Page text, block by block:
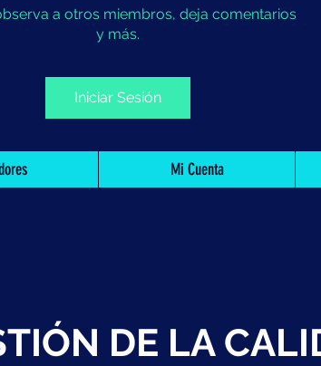
a otros miembros, deja comentarios
y más.
Iniciar Sesión
Mi Cuenta
DE LA